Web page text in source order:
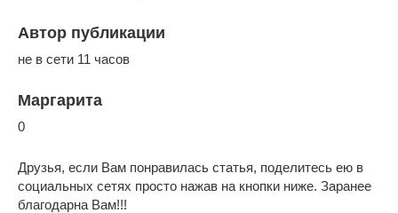
Автор публикации
не в сети 11 часов
Маргарита
0
Друзья, если Вам понравилась статья, поделитесь ею в
социальных сетях просто нажав на кнопки ниже. Заранее
благодарна Вам!!!